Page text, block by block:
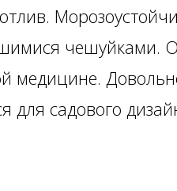
медицине.
для садового